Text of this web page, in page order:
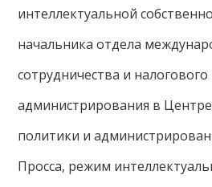
интеллектуальной
начальника отдела
сотрудничества и налогового
администрирования в
политики и
Просса, режим